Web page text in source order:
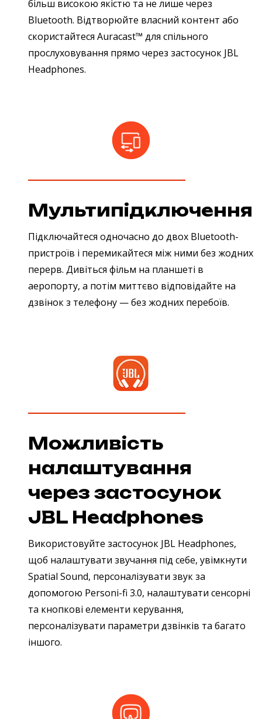
більш високою якістю та не лише через
Bluetooth. Відтворюйте власний контент або
скористайтеся Auracast™ для спільного
прослуховування прямо через застосунок JBL
Headphones.
Мультипідключення
Підключайтеся одночасно до двох Bluetooth-
пристроїв і перемикайтеся між ними без жодних
перерв. Дивіться фільм на планшеті в
аеропорту, а потім миттєво відповідайте на
дзвінок з телефону — без жодних перебоїв.
Можливість
налаштування
через застосунок
JBL Headphones
Використовуйте застосунок JBL Headphones,
щоб налаштувати звучання під себе, увімкнути
Spatial Sound, персоналізувати звук за
допомогою Personi-fi 3.0, налаштувати сенсорні
та кнопкові елементи керування,
персоналізувати параметри дзвінків та багато
іншого.